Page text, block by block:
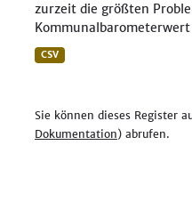
zurzeit die größten
CSV
Sie können dieses Register
Dokumentation) abrufen.